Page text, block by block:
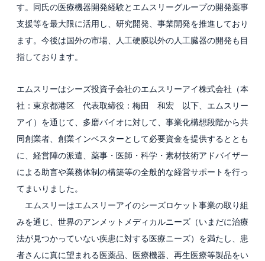
お問い合わせ
す。同氏の医療機器開発経験とエムスリーグループの開発薬事
支援等を最大限に活用し、研究開発、事業開発を推進しており
ます。今後は国外の市場、人工硬膜以外の人工臓器の開発も目
指しております。
エムスリーはシーズ投資子会社のエムスリーアイ株式会社（本
社：東京都港区 代表取締役：梅田 和宏 以下、エムスリー
アイ）を通じて、多磨バイオに対して、事業化構想段階から共
同創業者、創業インベスターとして必要資金を提供するととも
に、経営陣の派遣、薬事・医師・科学・素材技術アドバイザー
による助言や業務体制の構築等の全般的な経営サポートを行っ
てまいりました。
エムスリーはエムスリーアイのシーズロケット事業の取り組
みを通じ、世界のアンメットメディカルニーズ（いまだに治療
法が見つかっていない疾患に対する医療ニーズ）を満たし、患
者さんに真に望まれる医薬品、医療機器、再生医療等製品をい